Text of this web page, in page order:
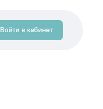
Войти в кабинет